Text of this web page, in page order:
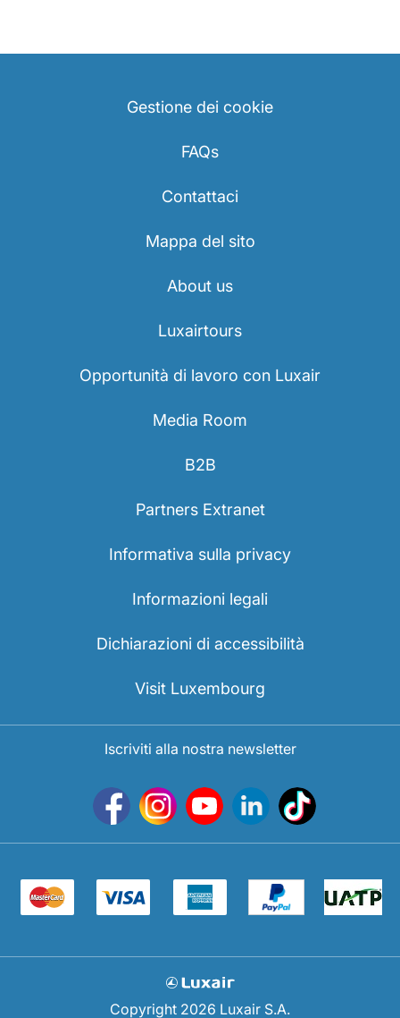
Gestione dei cookie
FAQs
Contattaci
Mappa del sito
About us
Luxairtours
Opportunità di lavoro con Luxair
Media Room
B2B
Partners Extranet
Informativa sulla privacy
Informazioni legali
Dichiarazioni di accessibilità
Visit Luxembourg
Iscriviti alla nostra newsletter
Copyright 2026 Luxair S.A.